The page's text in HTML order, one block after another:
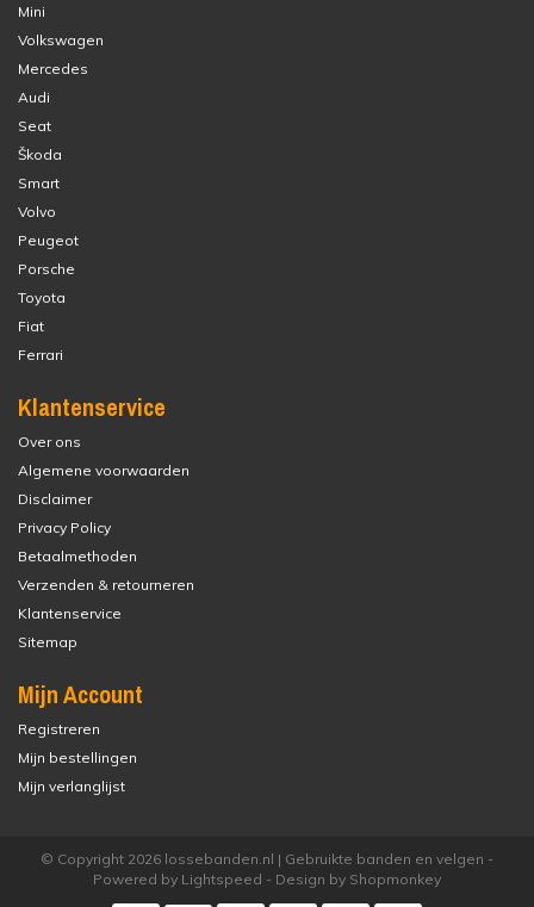
Mini
Volkswagen
Mercedes
Audi
Seat
Škoda
Smart
Volvo
Peugeot
Porsche
Toyota
Fiat
Ferrari
Klantenservice
Over ons
Algemene voorwaarden
Disclaimer
Privacy Policy
Betaalmethoden
Verzenden & retourneren
Klantenservice
Sitemap
Mijn Account
Registreren
Mijn bestellingen
Mijn verlanglijst
© Copyright 2026 lossebanden.nl | Gebruikte banden en velgen -
Powered by Lightspeed - Design by Shopmonkey